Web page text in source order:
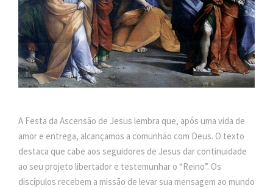
A Festa da Ascensão de Jesus lembra que, após uma vida de
amor e entrega, alcançamos a comunhão com Deus. O texto
destaca que cabe aos seguidores de Jesus dar continuidade
ao seu projeto libertador e testemunhar o “Reino”. Os
discípulos recebem a missão de levar sua mensagem ao mundo